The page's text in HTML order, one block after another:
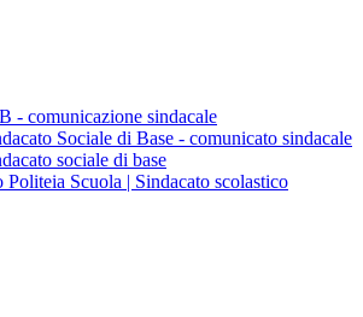
- comunicazione sindacale
Sociale di Base - comunicato sindacale
sociale di base
Politeia Scuola | Sindacato scolastico